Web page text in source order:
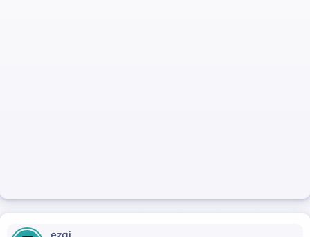
ezgi